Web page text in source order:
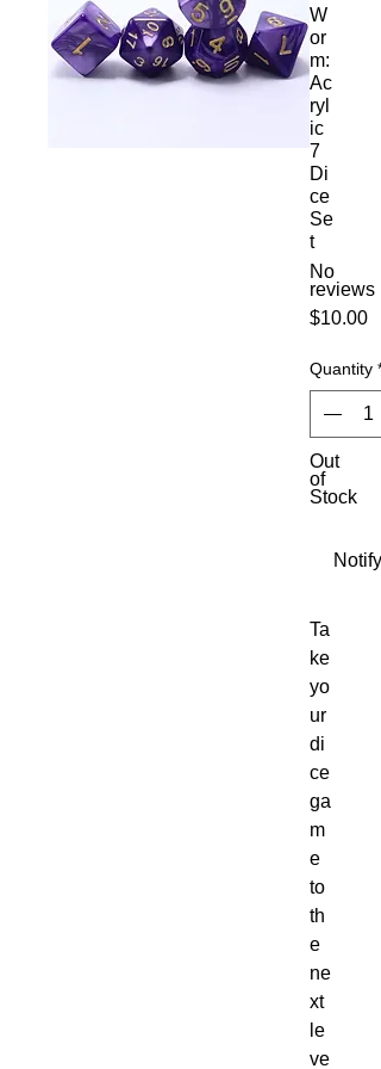
W
or
m:
Ac
ryl
ic
7
Di
ce
Se
t
No
reviews
$10.00
Quantity *
Out
of
Stock
Ta
ke
yo
ur
di
ce
ga
m
e
to
th
e
ne
xt
le
ve